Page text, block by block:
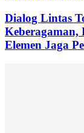
Dialog Lintas
Keberagaman,
Elemen Jaga